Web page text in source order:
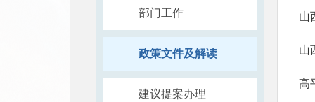
部门工作
政策文件及解读
建议提案办理
高